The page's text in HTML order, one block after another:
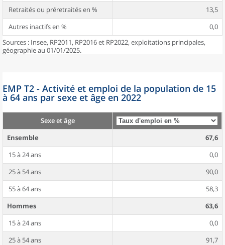
Retraités ou préretraités en %
13,5
Autres inactifs en %
0,0
Sources : Insee, RP2011, RP2016 et RP2022, exploitations principales,
géographie au 01/01/2025.
EMP T2 - Activité et emploi de la population de 15
à 64 ans par sexe et âge en 2022
Sexe et âge
Ensemble
67,6
15 à 24 ans
0,0
25 à 54 ans
90,0
55 à 64 ans
58,3
Hommes
63,6
15 à 24 ans
0,0
25 à 54 ans
91,7